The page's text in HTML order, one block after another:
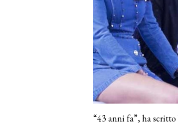
“43 anni fa”, ha